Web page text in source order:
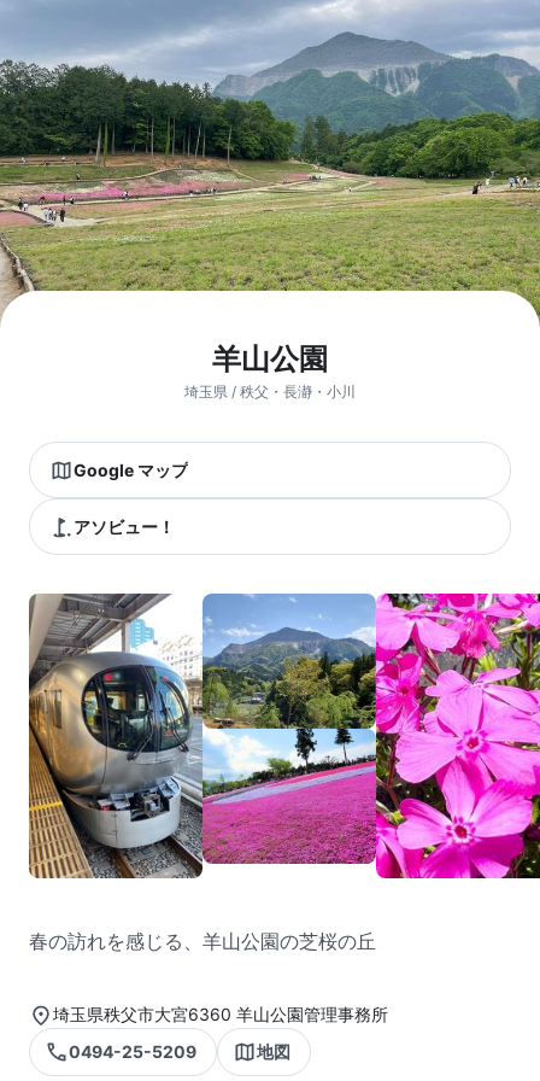
羊山公園
埼玉県 / 秩父・長瀞・小川
Google マップ
アソビュー！
春の訪れを感じる、羊山公園の芝桜の丘
埼玉県秩父市大宮6360 羊山公園管理事務所
0494-25-5209
地図